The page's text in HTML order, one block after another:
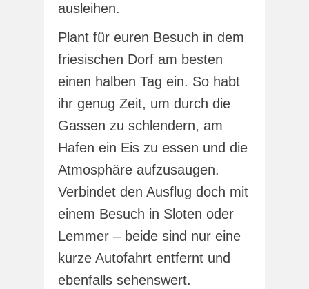
ausleihen.
Plant für euren Besuch in dem
friesischen Dorf am besten
einen halben Tag ein. So habt
ihr genug Zeit, um durch die
Gassen zu schlendern, am
Hafen ein Eis zu essen und die
Atmosphäre aufzusaugen.
Verbindet den Ausflug doch mit
einem Besuch in Sloten oder
Lemmer – beide sind nur eine
kurze Autofahrt entfernt und
ebenfalls sehenswert.